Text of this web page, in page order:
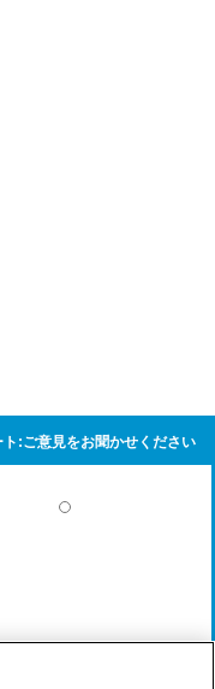
ト:ご意見をお聞かせください